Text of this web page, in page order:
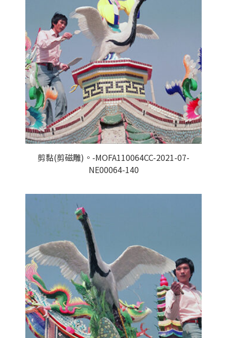
剪黏(剪磁雕)。-MOFA110064CC-2021-07-
NE00064-140